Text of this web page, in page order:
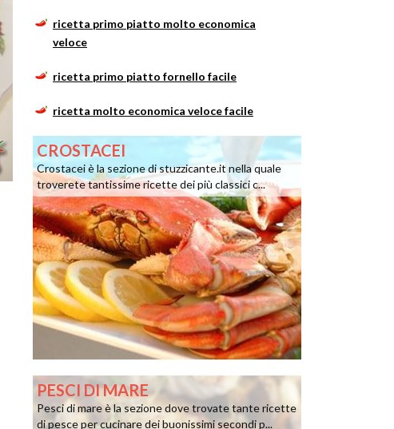
ricetta primo piatto molto economica
veloce
ricetta primo piatto fornello facile
ricetta molto economica veloce facile
CROSTACEI
Crostacei è la sezione di stuzzicante.it nella quale
troverete tantissime ricette dei più classici c...
PESCI DI MARE
Pesci di mare è la sezione dove trovate tante ricette
di pesce per cucinare dei buonissimi secondi p...